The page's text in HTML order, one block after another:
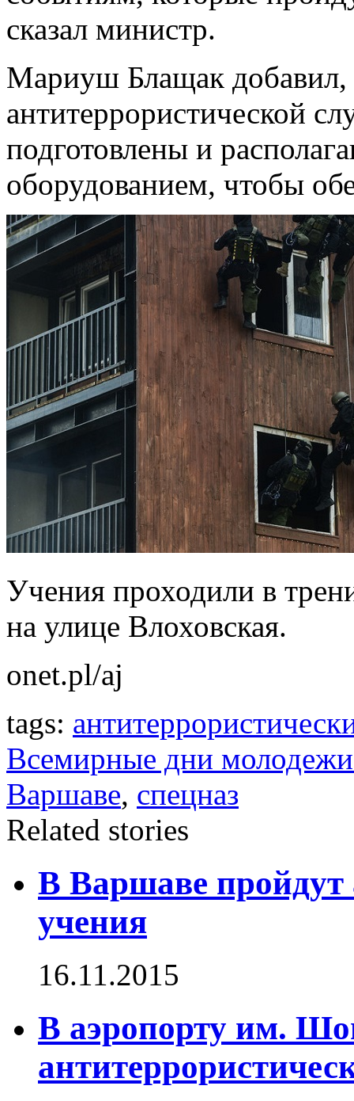
сказал министр.
Мариуш Блащак добавил,
антитеррористической
подготовлены и
оборудованием, чтобы
Учения проходили в
на улице Влоховская.
onet.pl/aj
tags:
Всемирные дни
Варшаве, спецназ
Related stories
В Варшаве пройдут
учения
16.11.2015
В аэропорту им.